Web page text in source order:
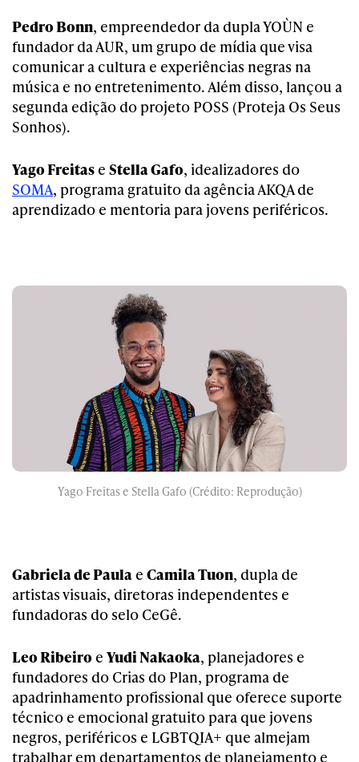
Pedro Bonn, empreendedor da dupla YOÙN e
fundador da AUR, um grupo de mídia que visa
comunicar a cultura e experiências negras na
música e no entretenimento. Além disso, lançou a
segunda edição do projeto POSS (Proteja Os Seus
Sonhos).
Yago Freitas e Stella Gafo, idealizadores do
SOMA, programa gratuito da agência AKQA de
aprendizado e mentoria para jovens periféricos.
Yago Freitas e Stella Gafo (Crédito: Reprodução)
Gabriela de Paula e Camila Tuon, dupla de
artistas visuais, diretoras independentes e
fundadoras do selo CeGê.
Leo Ribeiro e Yudi Nakaoka, planejadores e
fundadores do Crias do Plan, programa de
apadrinhamento profissional que oferece suporte
técnico e emocional gratuito para que jovens
negros, periféricos e LGBTQIA+ que almejam
trabalhar em departamentos de planejamento e